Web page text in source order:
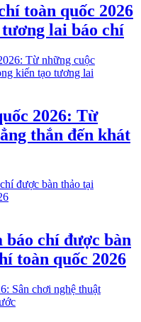
toàn quốc 2026
lai báo chí
2026: Từ
thắn đến khát
báo chí được bàn
toàn quốc 2026